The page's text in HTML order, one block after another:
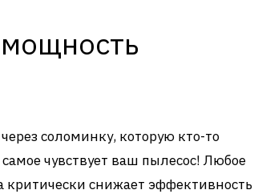
соломинку, которую кто-то
чувствует ваш пылесос! Любое
критически снижает эффективность